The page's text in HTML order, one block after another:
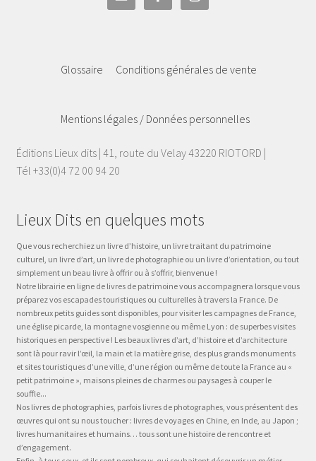
Glossaire Conditions générales de vente
Mentions légales / Données personnelles
Éditions Lieux dits | 41, route du Velay 43220 RIOTORD |
Tél +33(0)4 72 00 94 20
Lieux Dits en quelques mots
Que vous recherchiez un livre d’histoire, un livre traitant du patrimoine
culturel, un livre d’art, un livre de photographie ou un livre d’orientation, ou tout
simplement un beau livre à offrir ou à s’offrir, bienvenue !
Notre librairie en ligne de livres de patrimoine vous accompagnera lorsque vous
préparez vos escapades touristiques ou culturelles à travers la France. De
nombreux petits guides sont disponibles, pour visiter les campagnes de France,
une église picarde, la montagne vosgienne ou même Lyon : de superbes visites
historiques en perspective ! Les beaux livres d’art, d’histoire et d’architecture
sont là pour ravir l’œil, la main et la matière grise, des plus grands monuments
et sites touristiques d’une ville, d’une région ou même de toute la France au «
petit patrimoine », maisons pleines de charmes ou paysages à couper le
souffle...
Nos livres de photographies, parfois livres de photographes, vous présentent des
œuvres qui ont su nous toucher : livres de voyages en Chine, en Inde, au Japon ;
livres humanitaires et humains… tous sont une histoire de rencontre et
d’engagement.